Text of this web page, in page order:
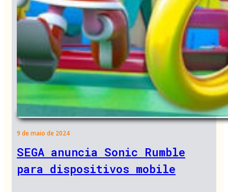
9 de maio de 2024
SEGA anuncia Sonic Rumble
para dispositivos mobile